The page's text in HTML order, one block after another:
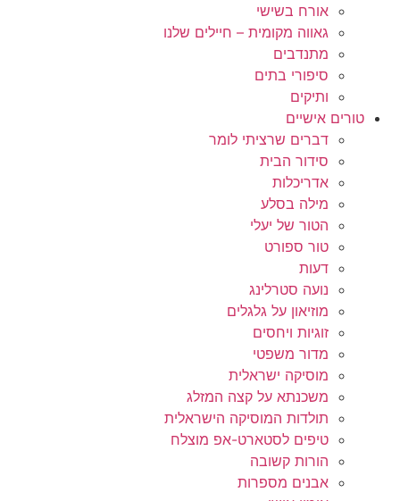
אורח בשישי
גאווה מקומית – חיילים שלנו
מתנדבים
סיפורי בתים
ותיקים
טורים אישיים
דברים שרציתי לומר
סידור הבית
אדריכלות
מילה בסלע
הטור של יעלי
טור ספורט
דעות
נועה סטרלינג
מוזיאון על גלגלים
זוגיות ויחסים
מדור משפטי
מוסיקה ישראלית
משכנתא על קצה המזלג
תולדות המוסיקה הישראלית
טיפים לסטארט-אפ מוצלח
הורות קשובה
אבנים מספרות